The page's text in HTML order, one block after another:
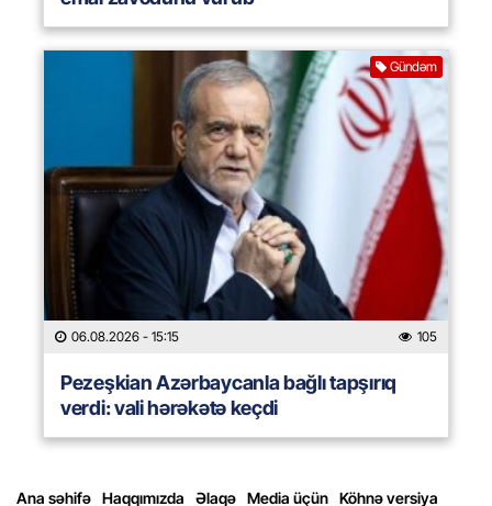
Gündəm
06.08.2026 - 15:15 105
Pezeşkian Azərbaycanla bağlı tapşırıq
verdi: vali hərəkətə keçdi
Ana səhifə Haqqımızda Əlaqə Media üçün Köhnə versiya